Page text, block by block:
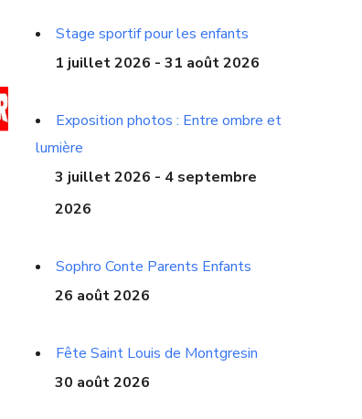
Stage sportif pour les enfants
1 juillet 2026 - 31 août 2026
Exposition photos : Entre ombre et
lumière
3 juillet 2026 - 4 septembre
2026
Sophro Conte Parents Enfants
26 août 2026
Fête Saint Louis de Montgresin
30 août 2026